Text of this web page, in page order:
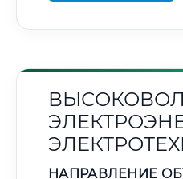
НАПРАВЛЕНИЕ